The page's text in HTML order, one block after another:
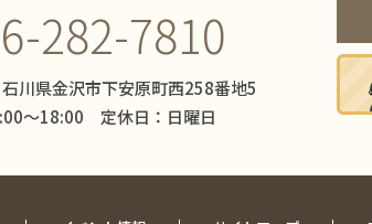
282-7810
川県金沢市下安原町西258番地5
〜18:00 定休日：日曜日